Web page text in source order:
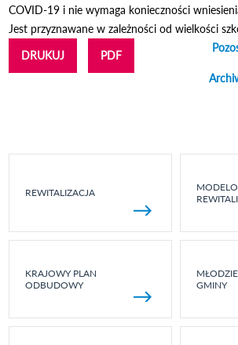
COVID-19 i nie wymaga konieczności
Jest przyznawane w zależności od wielkości
DRUKUJ
PDF
REWITALIZACJA
KRAJOWY PLAN
ODBUDOWY
GMINY